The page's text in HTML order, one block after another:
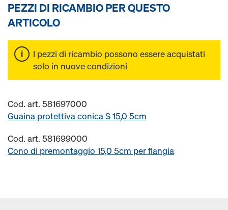
PEZZI DI RICAMBIO PER QUESTO
ARTICOLO
I pezzi di ricambio possono essere acquistati
solo in nuove condizioni
Cod. art. 581697000
Guaina protettiva conica S 15,0 5cm
Cod. art. 581699000
Cono di premontaggio 15,0 5cm per flangia